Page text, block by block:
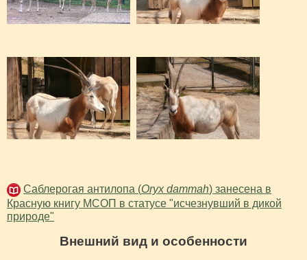
Саблерогая антилопа (Oryx dammah) занесена в
Красную книгу МСОП в статусе "исчезнувший в дикой
природе"
Внешний вид и особенности